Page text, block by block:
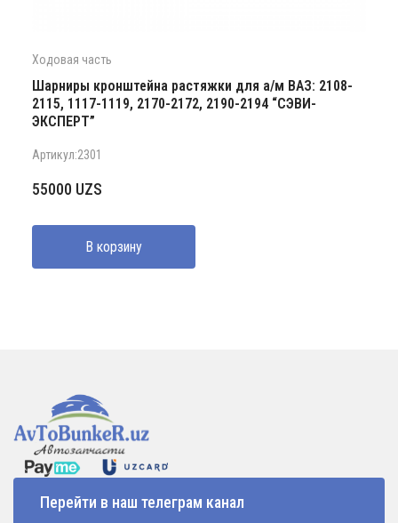
Ходовая часть
Шарниры кронштейна растяжки для а/м ВАЗ: 2108-
2115, 1117-1119, 2170-2172, 2190-2194 “СЭВИ-
ЭКСПЕРТ”
Артикул:2301
55000 UZS
В корзину
Перейти в наш телеграм канал